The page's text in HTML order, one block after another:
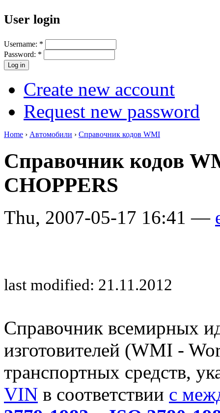
User login
Username: *
Password: *
Create new account
Request new password
Home › Автомобили › Справочник кодов WMI
Справочник кодов
CHOPPERS
Thu, 2007-05-17 16:41 —
last modified: 21.11.2012
Справочник всемирных
изготовителей (WMI -
транспортных средств,
VIN в соответствии с